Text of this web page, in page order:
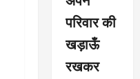
परिवार की
खड़ाऊँ
रखकर